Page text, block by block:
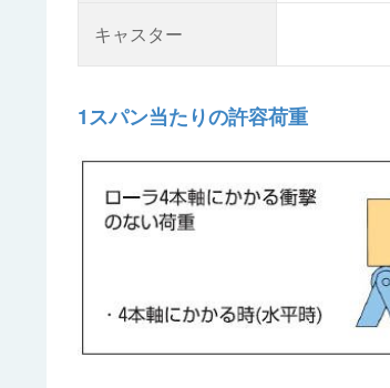
キャスター
1スパン当たりの許容荷重